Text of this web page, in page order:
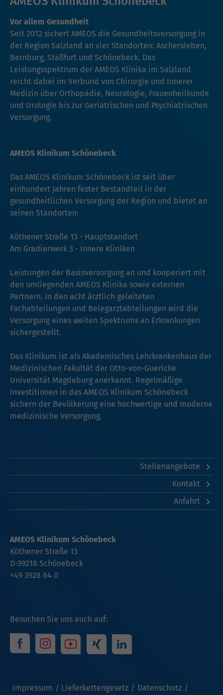
Vor allem Gesundheit
Seit 2012 sichert AMEOS die Gesundheitsversorgung in
der Region Salzland an vier Standorten: Aschersleben,
Bernburg, Staßfurt und Schönebeck. Das
Leistungsspektrum der AMEOS Klinika im Salzland
reicht dabei im Verbund von Chirurgie und Innerer
Medizin über Orthopädie, Neurologie, Frauenheilkunde
und Urologie bis zur Geriatrischen und Psychiatrischen
Versorgung.
AMEOS Klinikum Schönebeck
Das AMEOS Klinikum Schönebeck ist seit über
einhundert Jahren fester Bestandteil in der
gesundheitlichen Versorgung der Region und bietet an
seinen Standorten:
Köthener Straße 13 - Hauptstandort
Am Gradierwerk 3 - Innere Kliniken
Leistungen der Basisversorgung an und kooperiert mit
den umliegenden AMEOS Klinika sowie externen
Partnern. In den acht ärztlich geleiteten
Fachabteilungen und Belegarztabteilungen wird die
Versorgung eines weiten Spektrums an Erkrankungen
sichergestellt.
Das Klinikum ist als Akademisches Lehrkrankenhaus der
Medizinischen Fakultät der Otto-von-Guericke
Universität Magdeburg anerkannt. Regelmäßige
Investitionen in das AMEOS Klinikum Schönebeck
sichern der Bevölkerung eine hochwertige und moderne
medizinische Versorgung.
Stellenangebote
Kontakt
Anfahrt
Besuchen Sie uns auch auf:
Impressum Lieferkettengesetz Datenschutz
AMEOS Klinikum Schönebeck
Köthener Straße 13
D-39218 Schönebeck
+49 3928 64 0